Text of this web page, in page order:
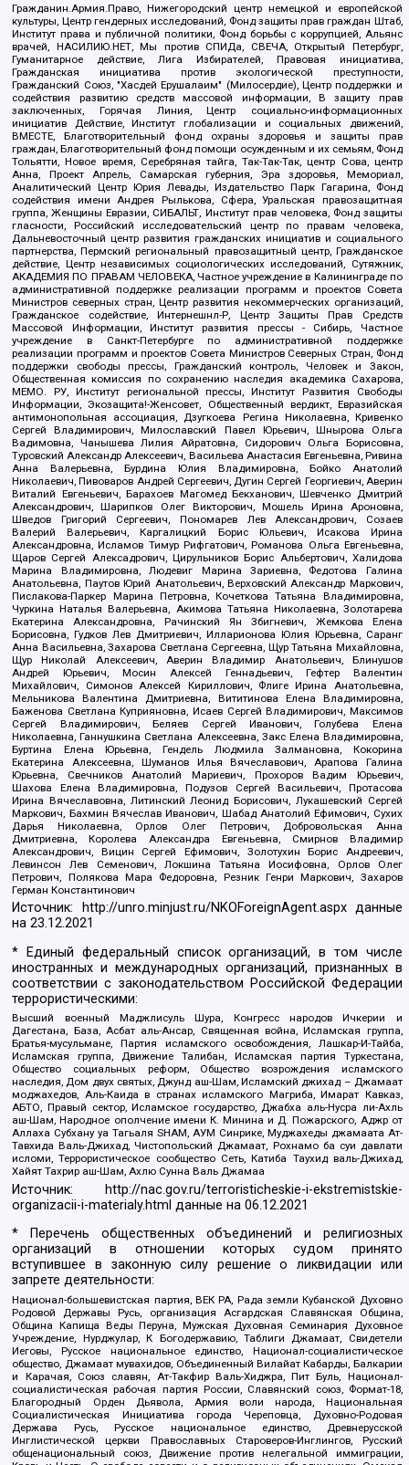
Гражданин.Армия.Право, Нижегородский центр немецкой и европейской
культуры, Центр гендерных исследований, Фонд защиты прав граждан Штаб,
Институт права и публичной политики, Фонд борьбы с коррупцией, Альянс
врачей, НАСИЛИЮ.НЕТ, Мы против СПИДа, СВЕЧА, Открытый Петербург,
Гуманитарное действие, Лига Избирателей, Правовая инициатива,
Гражданская инициатива против экологической преступности,
Гражданский Союз, "Хасдей Ерушалаим" (Милосердие), Центр поддержки и
содействия развитию средств массовой информации, В защиту прав
заключенных, Горячая Линия, Центр социально-информационных
инициатив Действие, Институт глобализации и социальных движений,
ВМЕСТЕ, Благотворительный фонд охраны здоровья и защиты прав
граждан, Благотворительный фонд помощи осужденным и их семьям, Фонд
Тольятти, Новое время, Серебряная тайга, Так-Так-Так, центр Сова, центр
Анна, Проект Апрель, Самарская губерния, Эра здоровья, Мемориал,
Аналитический Центр Юрия Левады, Издательство Парк Гагарина, Фонд
содействия имени Андрея Рылькова, Сфера, Уральская правозащитная
группа, Женщины Евразии, СИБАЛЬТ, Институт прав человека, Фонд защиты
гласности, Российский исследовательский центр по правам человека,
Дальневосточный центр развития гражданских инициатив и социального
партнерства, Пермский региональный правозащитный центр, Гражданское
действие, Центр независимых социологических исследований, Сутяжник,
АКАДЕМИЯ ПО ПРАВАМ ЧЕЛОВЕКА, Частное учреждение в Калининграде по
административной поддержке реализации программ и проектов Совета
Министров северных стран, Центр развития некоммерческих организаций,
Гражданское содействие, Интернешнл-Р, Центр Защиты Прав Средств
Массовой Информации, Институт развития прессы - Сибирь, Частное
учреждение в Санкт-Петербурге по административной поддержке
реализации программ и проектов Совета Министров Северных Стран, Фонд
поддержки свободы прессы, Гражданский контроль, Человек и Закон,
Общественная комиссия по сохранению наследия академика Сахарова,
МЕМО. РУ, Институт региональной прессы, Институт Развития Свободы
Информации, Экозащита!-Женсовет, Общественный вердикт, Евразийская
антимонопольная ассоциация, Дзугкоева Регина Николаевна, Кривенко
Сергей Владимирович, Милославский Павел Юрьевич, Шнырова Ольга
Вадимовна, Чанышева Лилия Айратовна, Сидорович Ольга Борисовна,
Туровский Александр Алексеевич, Васильева Анастасия Евгеньевна, Ривина
Анна Валерьевна, Бурдина Юлия Владимировна, Бойко Анатолий
Николаевич, Пивоваров Андрей Сергеевич, Дугин Сергей Георгиевич, Аверин
Виталий Евгеньевич, Барахоев Магомед Бекханович, Шевченко Дмитрий
Александрович, Шарипков Олег Викторович, Мошель Ирина Ароновна,
Шведов Григорий Сергеевич, Пономарев Лев Александрович, Созаев
Валерий Валерьевич, Каргалицкий Борис Юльевич, Исакова Ирина
Александровна, Исламов Тимур Рифгатович, Романова Ольга Евгеньевна,
Щаров Сергей Алексадрович, Цирульников Борис Альбертович, Халидова
Марина Владимировна, Людевиг Марина Зариевна, Федотова Галина
Анатольевна, Паутов Юрий Анатольевич, Верховский Александр Маркович,
Пислакова-Паркер Марина Петровна, Кочеткова Татьяна Владимировна,
Чуркина Наталья Валерьевна, Акимова Татьяна Николаевна, Золотарева
Екатерина Александровна, Рачинский Ян Збигневич, Жемкова Елена
Борисовна, Гудков Лев Дмитриевич, Илларионова Юлия Юрьевна, Саранг
Анна Васильевна, Захарова Светлана Сергеевна, Щур Татьяна Михайловна,
Щур Николай Алексеевич, Аверин Владимир Анатольевич, Блинушов
Андрей Юрьевич, Мосин Алексей Геннадьевич, Гефтер Валентин
Михайлович, Симонов Алексей Кириллович, Флиге Ирина Анатольевна,
Мельникова Валентина Дмитриевна, Вититинова Елена Владимировна,
Баженова Светлана Куприяновна, Исаев Сергей Владимирович, Максимов
Сергей Владимирович, Беляев Сергей Иванович, Голубева Елена
Николаевна, Ганнушкина Светлана Алексеевна, Закс Елена Владимировна,
Буртина Елена Юрьевна, Гендель Людмила Залмановна, Кокорина
Екатерина Алексеевна, Шуманов Илья Вячеславович, Арапова Галина
Юрьевна, Свечников Анатолий Мариевич, Прохоров Вадим Юрьевич,
Шахова Елена Владимировна, Подузов Сергей Васильевич, Протасова
Ирина Вячеславовна, Литинский Леонид Борисович, Лукашевский Сергей
Маркович, Бахмин Вячеслав Иванович, Шабад Анатолий Ефимович, Сухих
Дарья Николаевна, Орлов Олег Петрович, Добровольская Анна
Дмитриевна, Королева Александра Евгеньевна, Смирнов Владимир
Александрович, Вицин Сергей Ефимович, Золотухин Борис Андреевич,
Левинсон Лев Семенович, Локшина Татьяна Иосифовна, Орлов Олег
Петрович, Полякова Мара Федоровна, Резник Генри Маркович, Захаров
Герман Константинович
Источник: http://unro.minjust.ru/NKOForeignAgent.aspxданные
на23.12.2021
* Единый федеральный список организаций, в том числе
иностранных и международных организаций, признанных в
соответствии с законодательством Российской Федерации
террористическими:
Высший военный Маджлисуль Шура, Конгресс народов Ичкерии и
Дагестана, База, Асбат аль-Ансар, Священная война, Исламская группа,
Братья-мусульмане, Партия исламского освобождения, Лашкар-И-Тайба,
Исламская группа, Движение Талибан, Исламская партия Туркестана,
Общество социальных реформ, Общество возрождения исламского
наследия, Дом двух святых, Джунд аш-Шам, Исламский джихад – Джамаат
моджахедов, Аль-Каида в странах исламского Магриба, Имарат Кавказ,
АБТО, Правый сектор, Исламское государство, Джабха аль-Нусра ли-Ахль
аш-Шам, Народное ополчение имени К. Минина и Д. Пожарского, Аджр от
Аллаха Субхану уа Тагьаля SHAM, АУМ Синрике, Муджахеды джамаата Ат-
Тавхида Валь-Джихад, Чистопольский Джамаат, Рохнамо ба суи давлати
исломи, Террористическое сообщество Сеть, Катиба Таухид валь-Джихад,
Хайят Тахрир аш-Шам, Ахлю Сунна Валь Джамаа
Источник:
http://nac.gov.ru/terroristicheskie-i-ekstremistskie-
organizacii-i-materialy.html данные на06.12.2021
* Перечень общественных объединений и религиозных
организаций в отношении которых судом принято
вступившее в законную силу решение о ликвидации или
запрете деятельности:
Национал-большевистская партия, ВЕК РА, Рада земли Кубанской Духовно
Родовой Державы Русь, организация Асгардская Славянская Община,
Община Капища Веды Перуна, Мужская Духовная Семинария Духовное
Учреждение, Нурджулар, К Богодержавию, Таблиги Джамаат, Свидетели
Иеговы, Русское национальное единство, Национал-социалистическое
общество, Джамаат мувахидов, Объединенный Вилайат Кабарды, Балкарии
и Карачая, Союз славян, Ат-Такфир Валь-Хиджра, Пит Буль, Национал-
социалистическая рабочая партия России, Славянский союз, Формат-18,
Благородный Орден Дьявола, Армия воли народа, Национальная
Социалистическая Инициатива города Череповца, Духовно-Родовая
Держава Русь, Русское национальное единство, Древнерусской
Инглистической церкви Православных Староверов-Инглингов, Русский
общенациональный союз, Движение против нелегальной иммиграции,